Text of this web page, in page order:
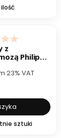
z
Philips
23% VAT
sztuki